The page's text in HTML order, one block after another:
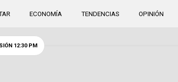
ECONOMÍA TENDENCIAS OPINIÓN
12:30 PM